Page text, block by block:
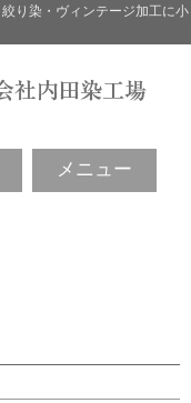
り染・ヴィンテージ加工に小
メニュー